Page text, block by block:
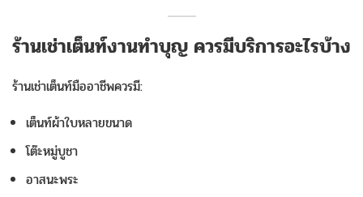
ร้านเช่าเต็นท์งานทำบุญ ควรมีบริการอะไรบ้าง
ร้านเช่าเต็นท์มืออาชีพควรมี:
เต็นท์ผ้าใบหลายขนาด
โต๊ะหมู่บูชา
อาสนะพระ